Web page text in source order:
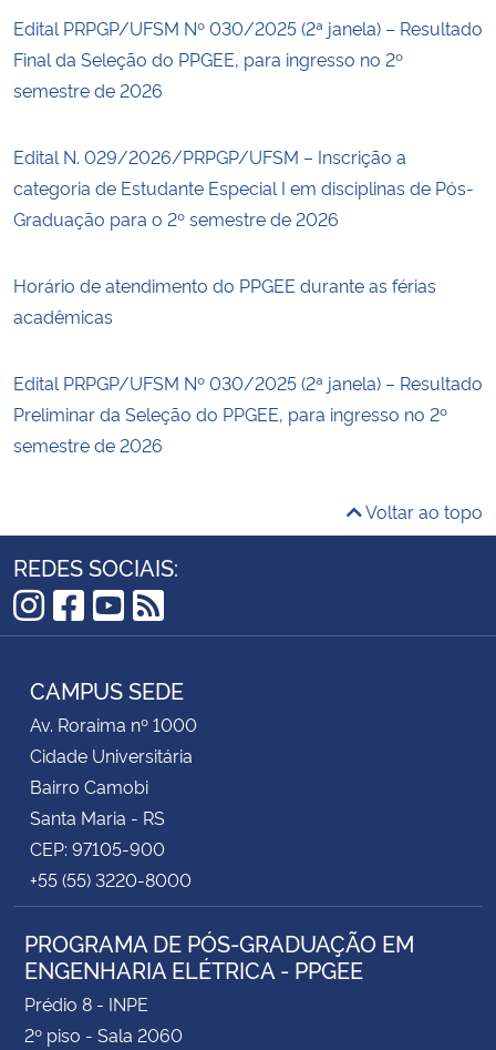
Edital PRPGP/UFSM Nº 030/2025 (2ª janela) – Resultado
Final da Seleção do PPGEE, para ingresso no 2º
semestre de 2026
Edital N. 029/2026/PRPGP/UFSM – Inscrição a
categoria de Estudante Especial I em disciplinas de Pós-
Graduação para o 2º semestre de 2026
Horário de atendimento do PPGEE durante as férias
acadêmicas
Edital PRPGP/UFSM Nº 030/2025 (2ª janela) – Resultado
Preliminar da Seleção do PPGEE, para ingresso no 2º
semestre de 2026
Voltar ao topo
REDES SOCIAIS:
Instagram
Facebook
YouTube
RSS
CAMPUS SEDE
Av. Roraima nº 1000
Cidade Universitária
Bairro Camobi
Santa Maria - RS
CEP: 97105-900
+55 (55) 3220-8000
PROGRAMA DE PÓS-GRADUAÇÃO EM
ENGENHARIA ELÉTRICA - PPGEE
Prédio 8 - INPE
2º piso - Sala 2060